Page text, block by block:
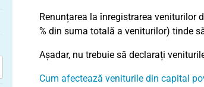
Renunțarea la înregistrarea veniturilor
% din suma totală a veniturilor) tinde
Așadar, nu trebuie să declarați
Cum afectează veniturile din capital